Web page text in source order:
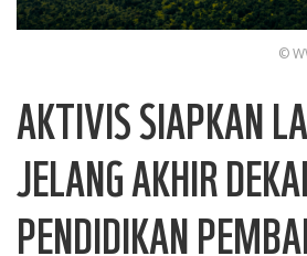
©
AKTIVIS SIAPKAN
JELANG AKHIR
PENDIDIKAN